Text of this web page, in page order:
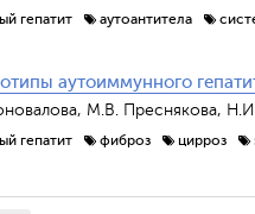
гепатит аутоантитела
аутоиммунного
М.В. Преснякова,
гепатит фиброз цирроз